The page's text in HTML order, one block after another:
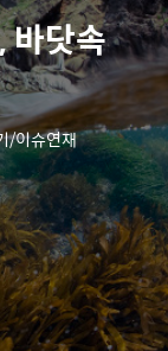
바닷속
/이슈연재